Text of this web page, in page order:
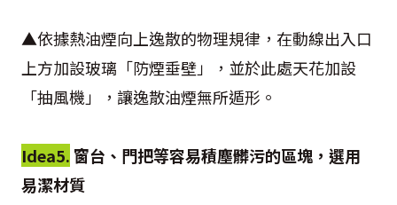
▲依據熱油煙向上逸散的物理規律，在動線出入口
上方加設玻璃「防煙垂壁」，並於此處天花加設
「抽風機」，讓逸散油煙無所遁形。
Idea5. 窗台、門把等容易積塵髒污的區塊，選用
易潔材質